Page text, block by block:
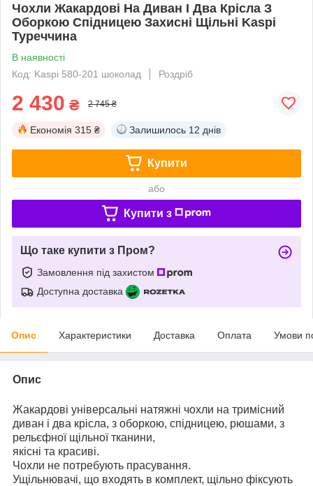
Чохли Жакардові На Диван І Два Крісла З
Оборкою Спідницею Захисні Щільні Kaspi
Туреччина
В наявності
Код: Kaspi 580-201 шоколад
Роздріб
2 430 ₴ 2 745 ₴
Економія 315 ₴ Залишилось 12 днів
Купити
або
Купити з
Що таке купити з Пром?
Замовлення під захистом
Доступна доставка
Опис Характеристики Доставка Оплата Умови
Опис
Жакардові універсальні натяжні чохли на тримісний
диван і два крісла, з оборкою, спідницею, рюшами, з
рельєфної щільної тканини,
якісні та красиві.
Чохли не потребують прасування.
Ущільнювачі, що входять в комплект, щільно фіксують